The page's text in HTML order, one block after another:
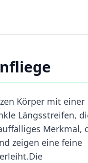
Körper mit einer
Längsstreifen,
Merkmal,
zeigen eine feine